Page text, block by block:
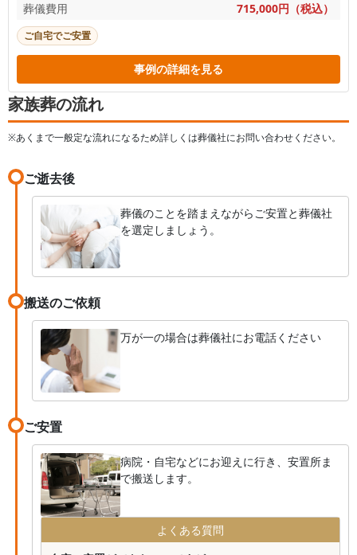
葬儀費用
715,000円（税込）
ご自宅でご安置
事例の詳細を見る
家族葬の流れ
※あくまで一般定な流れになるため詳しくは葬儀社にお問い合わせください。
ご逝去後
葬儀のことを踏まえながらご安置と葬儀社
を選定しましょう。
搬送のご依頼
万が一の場合は葬儀社にお電話ください
ご安置
病院・自宅などにお迎えに行き、安置所ま
で搬送します。
よくある質問